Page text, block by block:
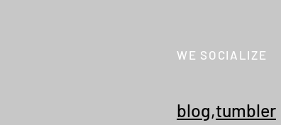
WE SOCIALIZE
blog,tumbler